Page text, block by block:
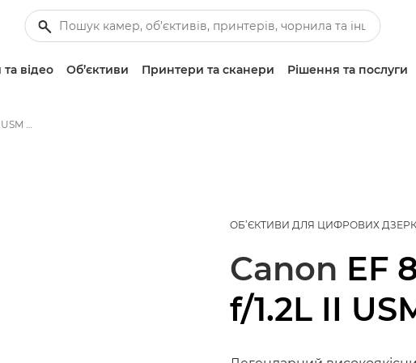
відео Об’єктиви Принтери та сканери Рішення та послуги
Canon EF 85mm f/1.2L II USM - Об’єктиви — стандартні й для фото
ОБ’ЄКТИВИ ДЛЯ ЦИФРОВИХ
Canon EF
f/1.2L II